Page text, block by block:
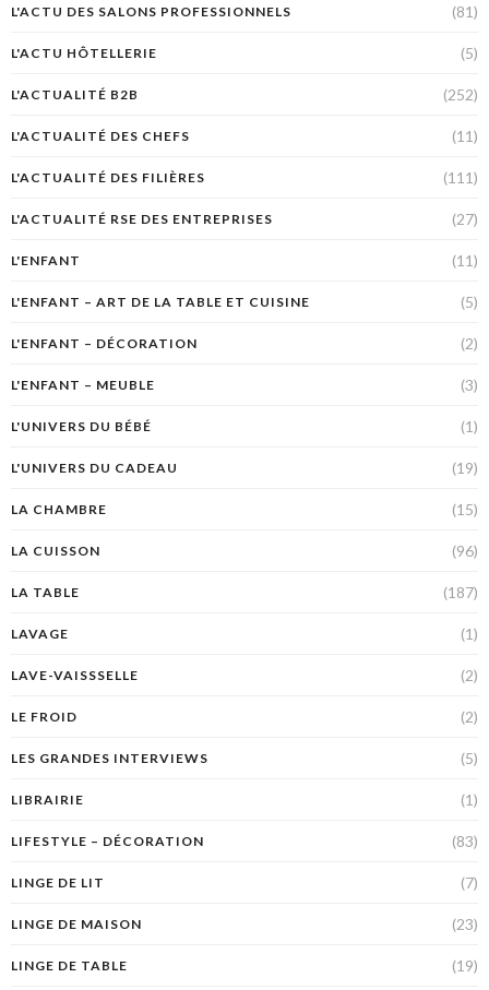
L'ACTU DES SALONS PROFESSIONNELS (81)
L'ACTU HÔTELLERIE (5)
L'ACTUALITÉ B2B (252)
L'ACTUALITÉ DES CHEFS (11)
L'ACTUALITÉ DES FILIÈRES (111)
L'ACTUALITÉ RSE DES ENTREPRISES (27)
L'ENFANT (11)
L'ENFANT – ART DE LA TABLE ET CUISINE (5)
L'ENFANT – DÉCORATION (2)
L'ENFANT – MEUBLE (3)
L'UNIVERS DU BÉBÉ (1)
L'UNIVERS DU CADEAU (19)
LA CHAMBRE (15)
LA CUISSON (96)
LA TABLE (187)
LAVAGE (1)
LAVE-VAISSSELLE (2)
LE FROID (2)
LES GRANDES INTERVIEWS (5)
LIBRAIRIE (1)
LIFESTYLE – DÉCORATION (83)
LINGE DE LIT (7)
LINGE DE MAISON (23)
LINGE DE TABLE (19)